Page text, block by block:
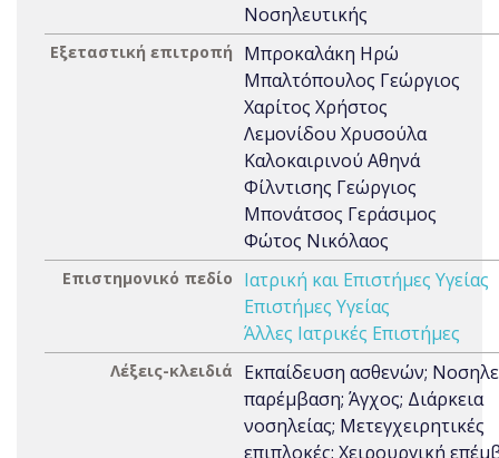
Νοσηλευτικής
Εξεταστική επιτροπή
Μπροκαλάκη Ηρώ
Μπαλτόπουλος Γεώργιος
Χαρίτος Χρήστος
Λεμονίδου Χρυσούλα
Καλοκαιρινού Αθηνά
Φίλντισης Γεώργιος
Μπονάτσος Γεράσιμος
Φώτος Νικόλαος
Επιστημονικό πεδίο
Ιατρική και Επιστήμες Υγείας
Επιστήμες Υγείας
Άλλες Ιατρικές Επιστήμες
Λέξεις-κλειδιά
Εκπαίδευση ασθενών;
παρέμβαση; Άγχος; Διάρκεια
νοσηλείας; Μετεγχειρητικές
επιπλοκές; Χειρουργική